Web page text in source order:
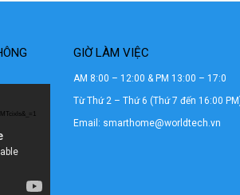
GIỜ LÀM VIỆC
AM 8:00 – 12:00 & PM 13:00 – 17:0
Từ Thứ 2 – Thứ 6 (Thứ 7 đến 16:00
Email: smarthome@worldtech.vn